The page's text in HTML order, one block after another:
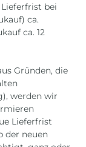
bei
ca.
ca. 12
Gründen, die
werden wir
Lieferfrist
der neuen